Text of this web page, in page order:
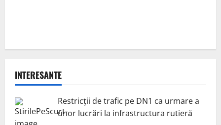
INTERESANTE
Restricții de trafic pe DN1 ca urmare a
unor lucrări la infrastructura rutieră